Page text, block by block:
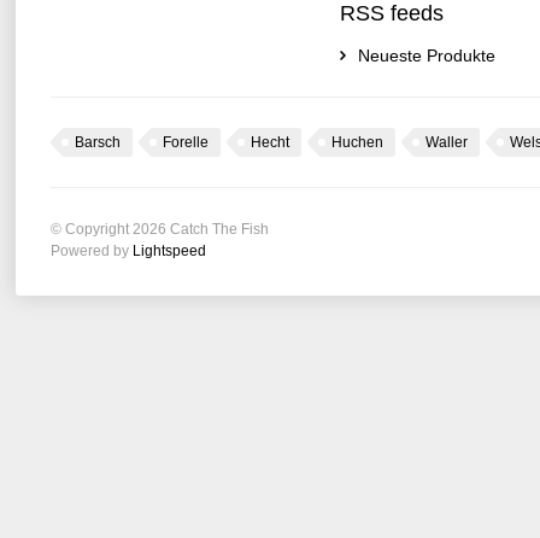
RSS feeds
Neueste Produkte
Barsch Forelle Hecht Huchen Waller
© Copyright 2026 Catch The Fish
Powered by Lightspeed